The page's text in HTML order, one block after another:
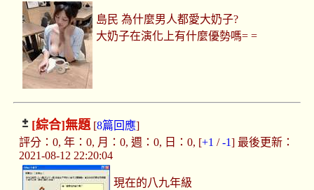
島民 為什麼男人都愛大奶子?
大奶子在演化上有什麼優勢嗎= =
[綜合]無題[8篇回應]
評分：0, 年：0, 月：0, 週：0, 日：0, [+1 /-1] 最後更新：
2021-08-12 22:20:04
現在的八九年級